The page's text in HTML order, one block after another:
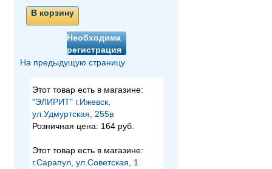
В корзину
Необходима
регистрация
На предыдущую страницу
Этот товар есть в магазине:
"ЭЛИРИТ" г.Ижевск,
ул.Удмуртская, 255в
Розничная цена: 164 руб.
Этот товар есть в магазине:
г.Сарапул, ул.Советская, 1